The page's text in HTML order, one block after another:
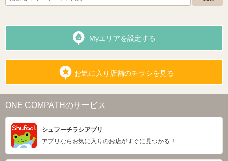
Myエリアを設定する
お気に入り店舗のチラシを見る
ONE COMPATHのサービス
シュフーチラシアプリ
アプリならお気に入りのお店がすぐに見つかる！